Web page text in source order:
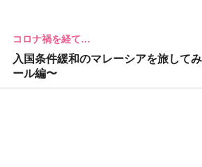
コロナ禍を経て…
入国条件緩和のマレーシアを旅して
ール編〜